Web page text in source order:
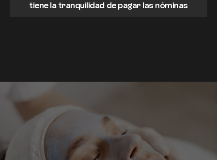
tiene la tranquilidad de pagar las nóminas